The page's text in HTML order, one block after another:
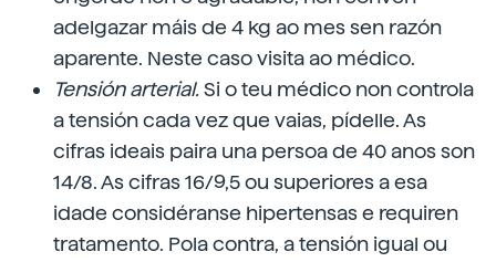
adelgazar máis de 4 kg ao mes sen razón
aparente. Neste caso visita ao médico.
Tensión arterial.Si o teu médico non controla
a tensión cada vez que vaias, pídelle. As
cifras ideais paira una persoa de 40 anos son
14/8. As cifras 16/9,5 ou superiores a esa
idade considéranse hipertensas e requiren
tratamento. Pola contra, a tensión igual ou